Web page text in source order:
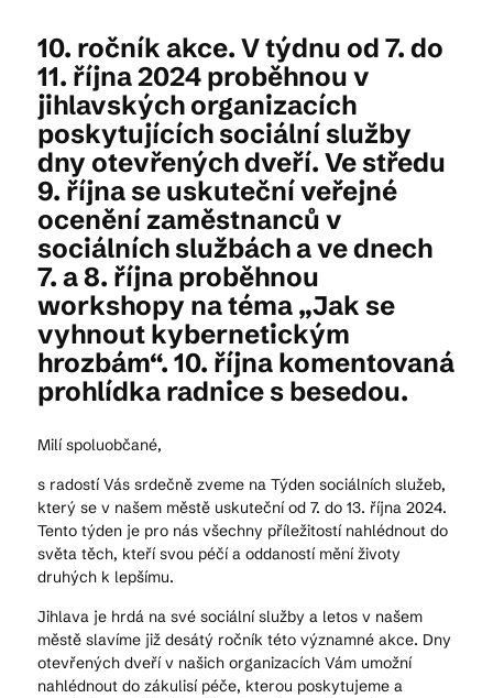
CS EN DE
© 2026 Brána Jihlavy
10. ročník akce. V týdnu od 7. do
11. října 2024 proběhnou v
jihlavských organizacích
poskytujících sociální služby
dny otevřených dveří. Ve středu
9. října se uskuteční veřejné
ocenění zaměstnanců v
sociálních službách a ve dnech
7. a 8. října proběhnou
workshopy na téma „Jak se
vyhnout kybernetickým
hrozbám“. 10. října komentovaná
prohlídka radnice s besedou.
Milí spoluobčané,
s radostí Vás srdečně zveme na Týden sociálních služeb,
který se v našem městě uskuteční od 7. do 13. října 2024.
Tento týden je pro nás všechny příležitostí nahlédnout do
světa těch, kteří svou péčí a oddaností mění životy
druhých k lepšímu.
Jihlava je hrdá na své sociální služby a letos v našem
městě slavíme již desátý ročník této významné akce. Dny
otevřených dveří v našich organizacích Vám umožní
nahlédnout do zákulisí péče, kterou poskytujeme a